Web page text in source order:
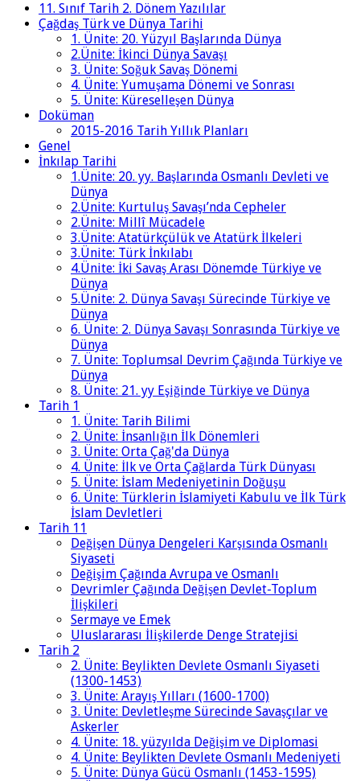
11. Sınıf Tarih 2. Dönem Yazılılar
Çağdaş Türk ve Dünya Tarihi
1. Ünite: 20. Yüzyıl Başlarında Dünya
2.Ünite: İkinci Dünya Savaşı
3. Ünite: Soğuk Savaş Dönemi
4. Ünite: Yumuşama Dönemi ve Sonrası
5. Ünite: Küreselleşen Dünya
Doküman
2015-2016 Tarih Yıllık Planları
Genel
İnkılap Tarihi
1.Ünite: 20. yy. Başlarında Osmanlı Devleti ve
Dünya
2.Ünite: Kurtuluş Savaşı’nda Cepheler
2.Ünite: Millî Mücadele
3.Ünite: Atatürkçülük ve Atatürk İlkeleri
3.Ünite: Türk İnkılabı
4.Ünite: İki Savaş Arası Dönemde Türkiye ve
Dünya
5.Ünite: 2. Dünya Savaşı Sürecinde Türkiye ve
Dünya
6. Ünite: 2. Dünya Savaşı Sonrasında Türkiye ve
Dünya
7. Ünite: Toplumsal Devrim Çağında Türkiye ve
Dünya
8. Ünite: 21. yy Eşiğinde Türkiye ve Dünya
Tarih 1
1. Ünite: Tarih Bilimi
2. Ünite: İnsanlığın İlk Dönemleri
3. Ünite: Orta Çağ'da Dünya
4. Ünite: İlk ve Orta Çağlarda Türk Dünyası
5. Ünite: İslam Medeniyetinin Doğuşu
6. Ünite: Türklerin İslamiyeti Kabulu ve İlk Türk
İslam Devletleri
Tarih 11
Değişen Dünya Dengeleri Karşısında Osmanlı
Siyaseti
Değişim Çağında Avrupa ve Osmanlı
Devrimler Çağında Değişen Devlet-Toplum
İlişkileri
Sermaye ve Emek
Uluslararası İlişkilerde Denge Stratejisi
Tarih 2
2. Ünite: Beylikten Devlete Osmanlı Siyaseti
(1300-1453)
3. Ünite: Arayış Yılları (1600-1700)
3. Ünite: Devletleşme Sürecinde Savaşçılar ve
Askerler
4. Ünite: 18. yüzyılda Değişim ve Diplomasi
4. Ünite: Beylikten Devlete Osmanlı Medeniyeti
5. Ünite: Dünya Gücü Osmanlı (1453-1595)